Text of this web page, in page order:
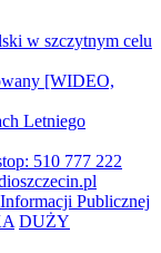
w szczytnym celu
[WIDEO,
Letniego
510 777 222
Publicznej
DUŻY